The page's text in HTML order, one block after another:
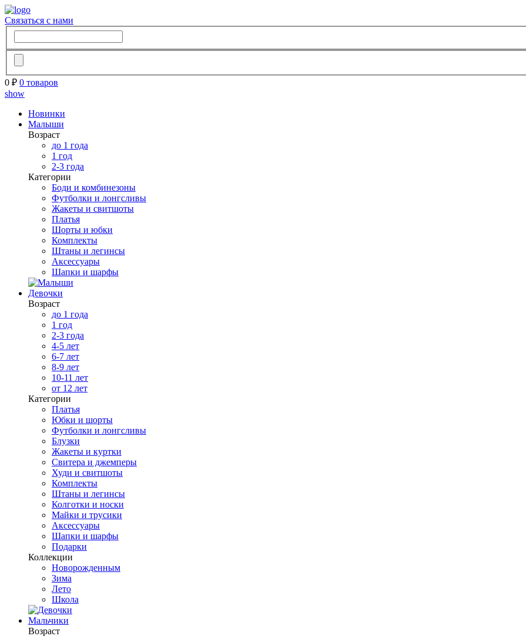
Связаться с нами
0 ₽ 0 товаров
show
Новинки
Малыши
Возраст
до 1 года
1 год
2-3 года
Категории
Боди и комбинезоны
Футболки и лонгсливы
Жакеты и свитшоты
Платья
Шорты и юбки
Комплекты
Штаны и легинсы
Аксессуары
Шапки и шарфы
Девочки
Возраст
до 1 года
1 год
2-3 года
4-5 лет
6-7 лет
8-9 лет
10-11 лет
от 12 лет
Категории
Платья
Юбки и шорты
Футболки и лонгсливы
Блузки
Жакеты и куртки
Свитера и джемперы
Худи и свитшоты
Комплекты
Штаны и легинсы
Колготки и носки
Майки и трусики
Аксессуары
Шапки и шарфы
Подарки
Коллекции
Новорожденным
Зима
Лето
Школа
Мальчики
Возраст